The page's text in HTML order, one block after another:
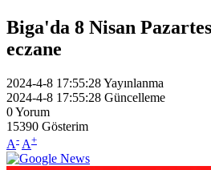
Biga'da 8 Nisan
eczane
2024-4-8 17:55:28Yayınlanma
2024-4-8 17:55:28 Güncelleme
0Yorum
15390 Gösterim
A- A+